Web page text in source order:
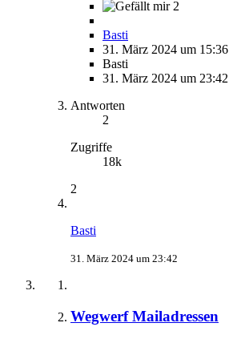
2
Basti
31. März 2024 um 15:36
Basti
31. März 2024 um 23:42
Antworten
2
Zugriffe
18k
2
Basti
31. März 2024 um 23:42
Wegwerf Mailadressen